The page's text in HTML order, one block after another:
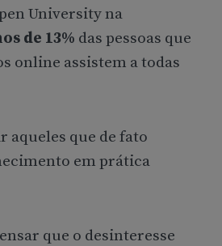
University na
de 13% das pessoas que
online assistem a todas
aqueles que de fato
em prática
que o desinteresse